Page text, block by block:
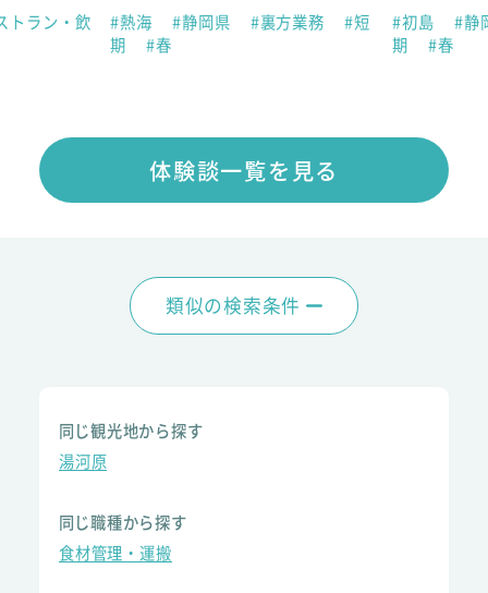
トラン・飲 #熱海 #静岡県 #裏方業務
#短
期
#春
#初島
#静
期
#春
体験談一覧を見る
類似の検索条件
同じ観光地から探す
湯河原
同じ職種から探す
食材管理・運搬